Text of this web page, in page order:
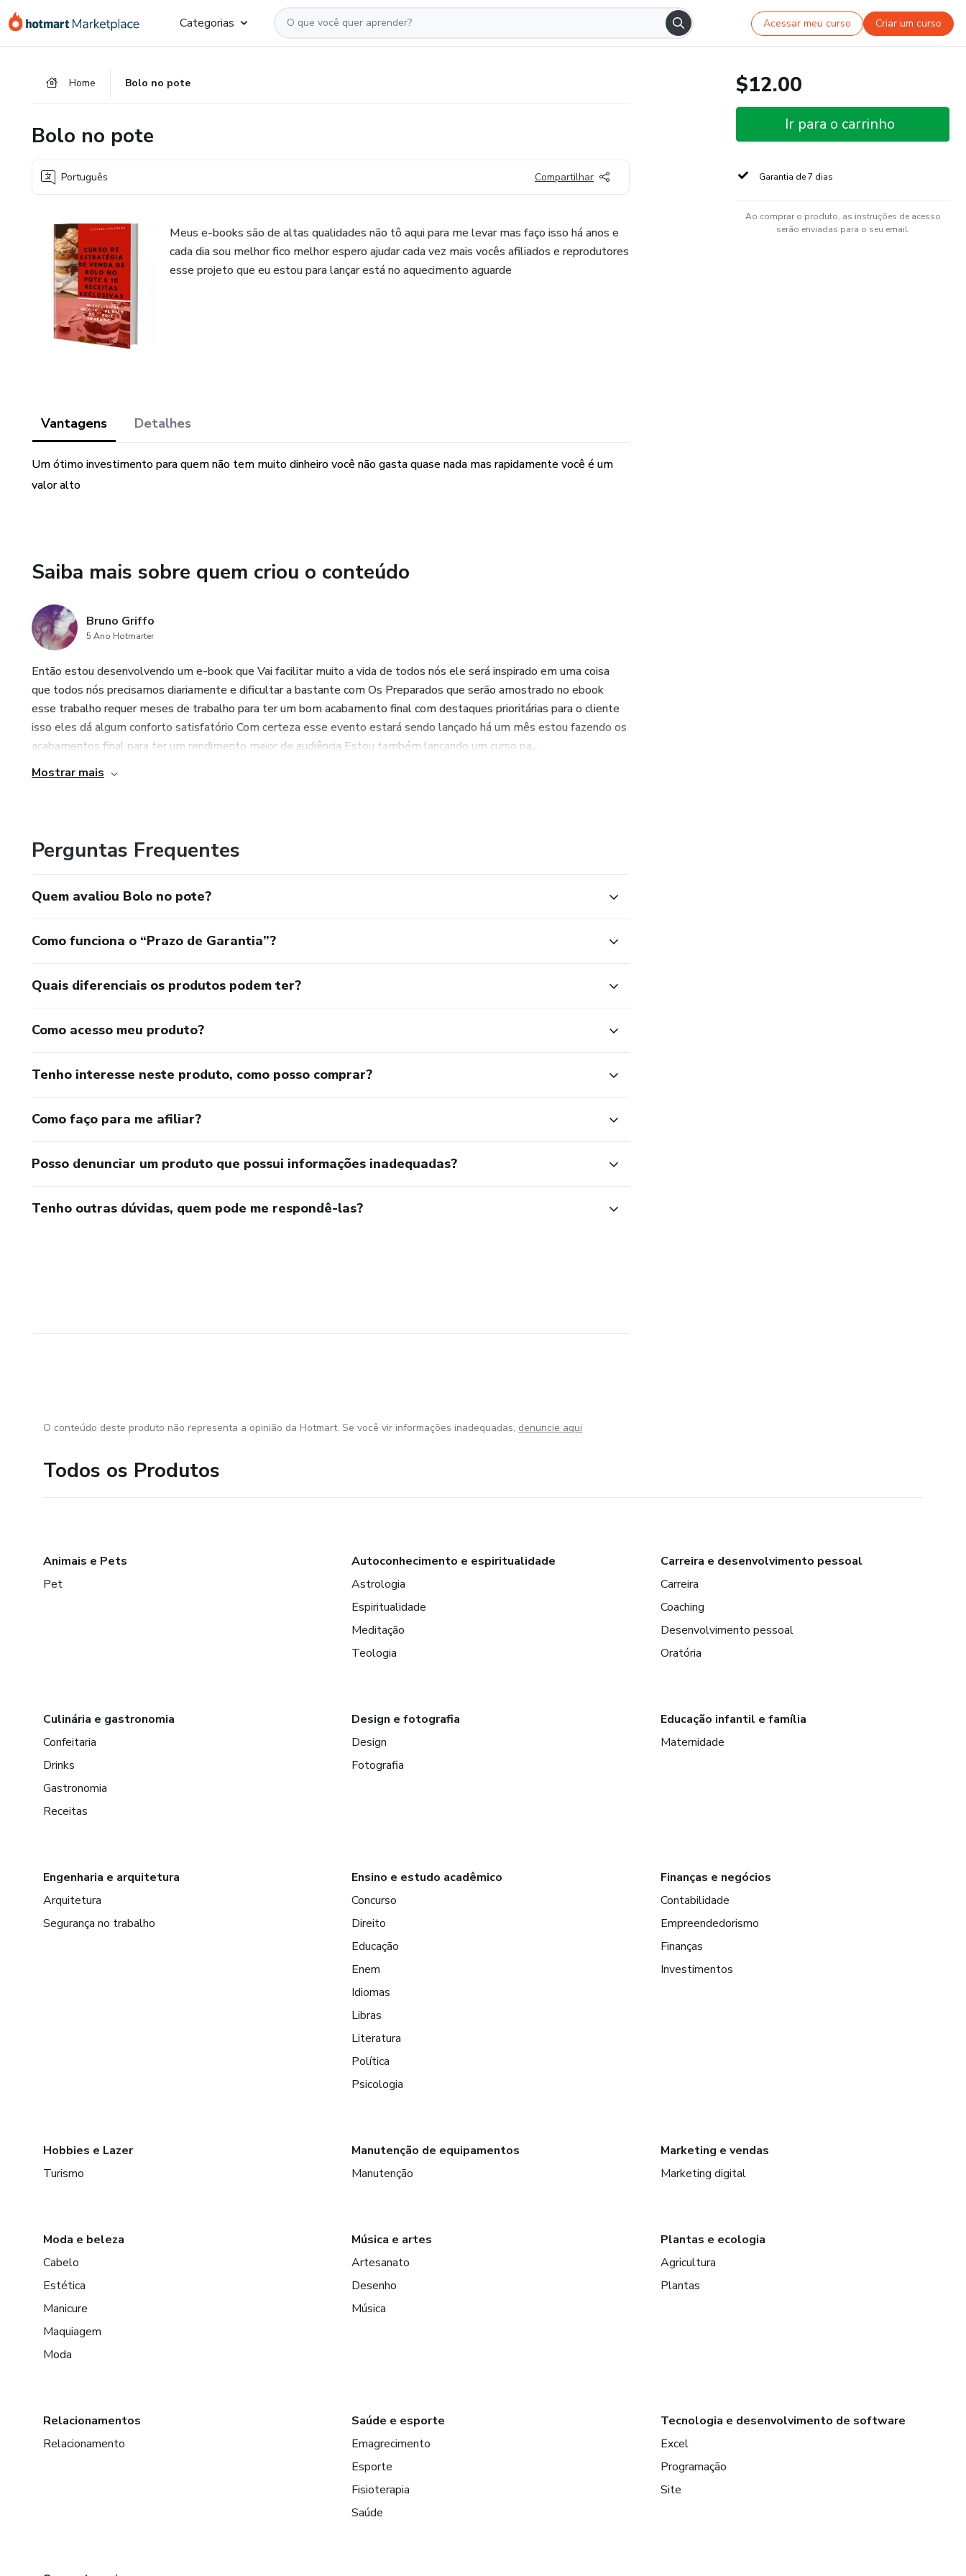
para
para
para
Categorias Acessar meu curso Criar um curso
Home Bolo no pote
Bolo no pote
Português Compartilhar
Meus e-books são de altas qualidades não tô aqui para me levar mas faço isso há anos e
cada dia sou melhor fico melhor espero ajudar cada vez mais vocês afiliados e reprodutores
esse projeto que eu estou para lançar está no aquecimento aguarde
Vantagens Detalhes
Um ótimo investimento para quem não tem muito dinheiro você não gasta quase nada mas rapidamente você é um
valor alto
Saiba mais sobre quem criou o conteúdo
Bruno Griffo
5 Ano Hotmarter
Então estou desenvolvendo um e-book que Vai facilitar muito a vida de todos nós ele será inspirado em uma coisa
que todos nós precisamos diariamente e dificultar a bastante com Os Preparados que serão amostrado no ebook
esse trabalho requer meses de trabalho para ter um bom acabamento final com destaques prioritárias para o cliente
isso eles dá algum conforto satisfatório Com certeza esse evento estará sendo lançado há um mês estou fazendo os
acabamentos final para ter um rendimento maior de audiência Estou também lançando um curso pa...
Mostrar mais
Perguntas Frequentes
Quem avaliou Bolo no pote?
Como funciona o “Prazo de Garantia”?
Quais diferenciais os produtos podem ter?
Como acesso meu produto?
Tenho interesse neste produto, como posso comprar?
Como faço para me afiliar?
Posso denunciar um produto que possui informações inadequadas?
Tenho outras dúvidas, quem pode me respondê-las?
$12.00
Ir para o carrinho
Garantia de 7 dias
Ao comprar o produto, as instruções de acesso
serão enviadas para o seu email.
O conteúdo deste produto não representa a opinião da Hotmart. Se você vir informações inadequadas, denuncie aqui
Todos os Produtos
Animais e Pets
Pet
Autoconhecimento e espiritualidade
Astrologia
Espiritualidade
Meditação
Teologia
Carreira e desenvolvimento pessoal
Carreira
Coaching
Desenvolvimento pessoal
Oratória
Culinária e gastronomia
Confeitaria
Drinks
Gastronomia
Receitas
Design e fotografia
Design
Fotografia
Educação infantil e família
Maternidade
Engenharia e arquitetura
Arquitetura
Segurança no trabalho
Ensino e estudo acadêmico
Concurso
Direito
Educação
Enem
Idiomas
Libras
Literatura
Política
Psicologia
Finanças e negócios
Contabilidade
Empreendedorismo
Finanças
Investimentos
Hobbies e Lazer
Turismo
Manutenção de equipamentos
Manutenção
Marketing e vendas
Marketing digital
Moda e beleza
Cabelo
Estética
Manicure
Maquiagem
Moda
Música e artes
Artesanato
Desenho
Música
Plantas e ecologia
Agricultura
Plantas
Relacionamentos
Relacionamento
Saúde e esporte
Emagrecimento
Esporte
Fisioterapia
Saúde
Tecnologia e desenvolvimento de software
Excel
Programação
Site